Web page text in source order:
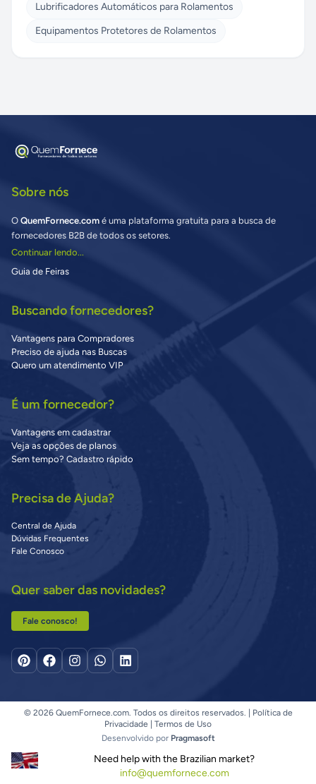
Lubrificadores Automáticos para Rolamentos
Equipamentos Protetores de Rolamentos
Sobre nós
O QuemFornece.com é uma plataforma gratuita para a busca de
fornecedores B2B de todos os setores.
Continuar lendo...
Guia de Feiras
Buscando fornecedores?
Vantagens para Compradores
Preciso de ajuda nas Buscas
Quero um atendimento VIP
É um fornecedor?
Vantagens em cadastrar
Veja as opções de planos
Sem tempo? Cadastro rápido
Precisa de Ajuda?
Central de Ajuda
Dúvidas Frequentes
Fale Conosco
Quer saber das novidades?
Fale conosco!
© 2026 QuemFornece.com. Todos os direitos reservados. |
Política de
Privacidade
Termos de Uso
Desenvolvido por Pragmasoft
Need help with the Brazilian market?
info@quemfornece.com